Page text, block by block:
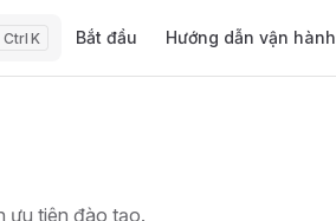
K Bắt đầu Hướng dẫn vận hành
ưu tiên đào tạo.